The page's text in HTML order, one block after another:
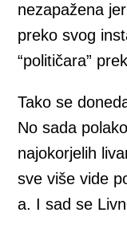
nezapažena
preko svog
“političara”
Tako se
No sada
najokorjelih
sve više vide
a. I sad se